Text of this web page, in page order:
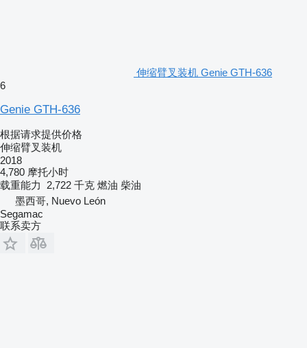
伸缩臂叉装机 Genie GTH-636
6
Genie GTH-636
根据请求提供价格
伸缩臂叉装机
2018
4,780 摩托小时
载重能力
2,722 千克 燃油 柴油
墨西哥, Nuevo León
Segamac
联系卖方